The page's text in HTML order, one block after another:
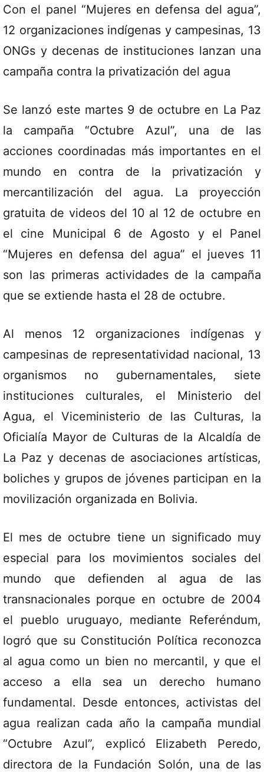
Con el panel “Mujeres en defensa del agua”,
12 organizaciones indígenas y campesinas, 13
ONGs y decenas de instituciones lanzan una
campaña contra la privatización del agua
Se lanzó este martes 9 de octubre en La Paz
la campaña “Octubre Azul”, una de las
acciones coordinadas más importantes en el
mundo en contra de la privatización y
mercantilización del agua. La proyección
gratuita de videos del 10 al 12 de octubre en
el cine Municipal 6 de Agosto y el Panel
“Mujeres en defensa del agua” el jueves 11
son las primeras actividades de la campaña
que se extiende hasta el 28 de octubre.
Al menos 12 organizaciones indígenas y
campesinas de representatividad nacional, 13
organismos no gubernamentales, siete
instituciones culturales, el Ministerio del
Agua, el Viceministerio de las Culturas, la
Oficialía Mayor de Culturas de la Alcaldía de
La Paz y decenas de asociaciones artísticas,
boliches y grupos de jóvenes participan en la
movilización organizada en Bolivia.
El mes de octubre tiene un significado muy
especial para los movimientos sociales del
mundo que defienden al agua de las
transnacionales porque en octubre de 2004
el pueblo uruguayo, mediante Referéndum,
logró que su Constitución Política reconozca
al agua como un bien no mercantil, y que el
acceso a ella sea un derecho humano
fundamental. Desde entonces, activistas del
agua realizan cada año la campaña mundial
“Octubre Azul”, explicó Elizabeth Peredo,
directora de la Fundación Solón, una de las